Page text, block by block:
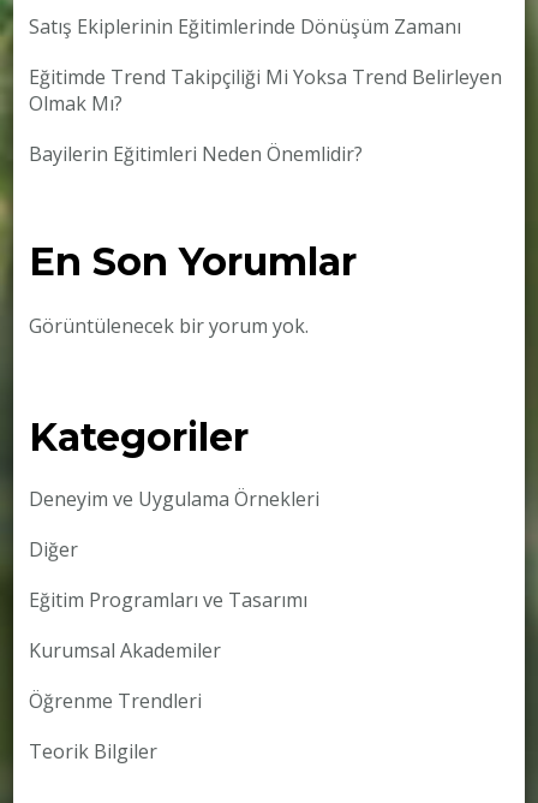
Satış Ekiplerinin Eğitimlerinde Dönüşüm Zamanı
Eğitimde Trend Takipçiliği Mi Yoksa Trend Belirleyen
Olmak Mı?
Bayilerin Eğitimleri Neden Önemlidir?
En Son Yorumlar
Görüntülenecek bir yorum yok.
Kategoriler
Deneyim ve Uygulama Örnekleri
Diğer
Eğitim Programları ve Tasarımı
Kurumsal Akademiler
Öğrenme Trendleri
Teorik Bilgiler